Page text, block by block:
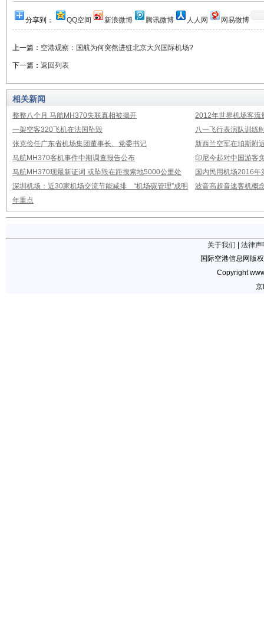
分享到： QQ空间 新浪微博 腾讯微博 人人网 网易微博
上一篇： 空港观察：国航为何突然进驻北京大兴国际机场?
下一篇： 返回列表
相关新闻
整整八个月 马航MH370失联真相被揭开
2012年世界机场客流
一架空客320飞机在法国坠毁
八一飞行表演队训练
张克俭任广东省机场集团董事长、党委书记
新西兰空军在珀斯附
马航MH370客机事件中期调查报告公布
印尼今起对中国游客
马航MH370现最新证词 或坠毁在距搜索地5000公里处
国内民用机场2016年
深圳机场：近30家机场交流节能减排 “机场碳管理”成明
年重点
波音高超音速客机概
关于我们
法律声
国际空港信息网版
Copyright